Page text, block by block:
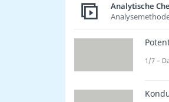
Analytische
1/7 –